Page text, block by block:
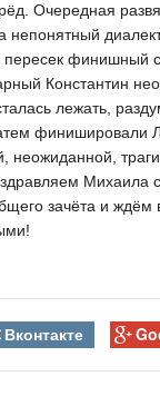
Очередная
непонятный
финишный
Константин
лежать,
финишировали
неожиданной,
зачёта и
Вконтакте